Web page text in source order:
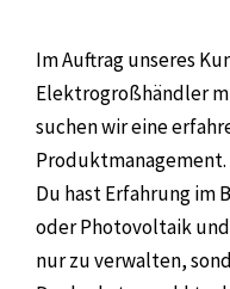
Im Auftrag unseres
Elektrogroßhändler
suchen wir eine
Produktmanagement.
Du hast Erfahrung im
oder Photovoltaik
nur zu verwalten,